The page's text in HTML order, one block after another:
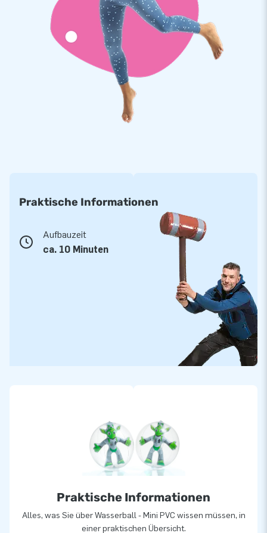
Praktische Informationen
Aufbauzeit
ca. 10 Minuten
Praktische Informationen
Alles, was Sie über Wasserball - Mini PVC wissen müssen, in
einer praktischen Übersicht.